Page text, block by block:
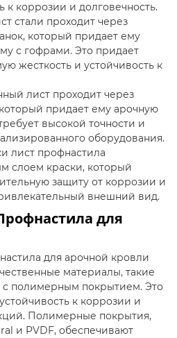
к коррозии и долговечность.
стали проходит через
который придает ему
с гофрами. Это придает
жесткость и устойчивость к
лист проходит через
придает ему арочную
высокой точности и
оборудования.
лист профнастила
слоем краски, который
защиту от коррозии и
внешний вид.
для
для арочной кровли
материалы, такие
с полимерным покрытием. Это
к коррозии и
Полимерные покрытия,
и PVDF, обеспечивают